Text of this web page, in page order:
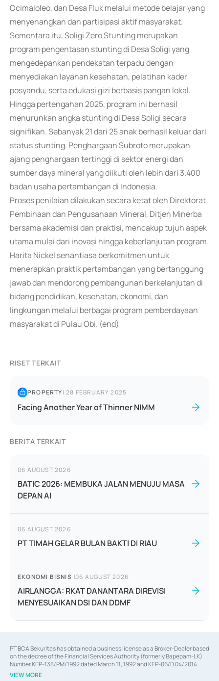
Ocimaloleo, dan Desa Fluk melalui metode belajar yang
menyenangkan dan partisipasi aktif masyarakat.
Sementara itu, Soligi Zero Stunting merupakan
program pengentasan stunting di Desa Soligi yang
mengedepankan pendekatan terpadu dengan
menyediakan layanan kesehatan, pelatihan kader
posyandu, serta edukasi gizi berbasis pangan lokal.
Hingga pertengahan 2025, program ini berhasil
menurunkan angka stunting di Desa Soligi secara
signifikan. Sebanyak 21 dari 25 anak berhasil keluar dari
status stunting. Penghargaan Subroto merupakan
ajang penghargaan tertinggi di sektor energi dan
sumber daya mineral yang diikuti oleh lebih dari 3.400
badan usaha pertambangan di Indonesia.
Proses penilaian dilakukan secara ketat oleh Direktorat
Pembinaan dan Pengusahaan Mineral, Ditjen Minerba
bersama akademisi dan praktisi, mencakup tujuh aspek
utama mulai dari inovasi hingga keberlanjutan program.
Harita Nickel senantiasa berkomitmen untuk
menerapkan praktik pertambangan yang bertanggung
jawab dan mendorong pembangunan berkelanjutan di
bidang pendidikan, kesehatan, ekonomi, dan
lingkungan melalui berbagai program pemberdayaan
masyarakat di Pulau Obi. (end)
RISET TERKAIT
PROPERTY|28 FEBRUARY 2025
Facing Another Year of Thinner NIMM
BERITA TERKAIT
06 AUGUST 2026
BATIC 2026: MEMBUKA JALAN MENUJU MASA
DEPAN AI
06 AUGUST 2026
PT TIMAH GELAR BULAN BAKTI DI RIAU
EKONOMI BISNIS |06 AUGUST 2026
AIRLANGGA: RKAT DANANTARA DIREVISI
MENYESUAIKAN DSI DAN DDMF
PT BCA Sekuritas has obtained a business license as a Broker-Dealer based
on the decree of the Financial Services Authority (formerly Bapepam-LK)
Number KEP-138/PM/1992 dated March 11, 1992 and KEP-06/D.04/2014
dated February 28, 2014, a business license as an Underwriter based on the
VIEW MORE